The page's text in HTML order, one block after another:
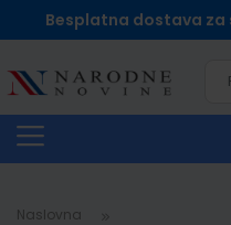
Besplatna dostava za
Naslovna